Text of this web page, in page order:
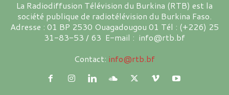
La Radiodiffusion Télévision du Burkina (RTB) est la
société publique de radiotélévision du Burkina Faso.
Adresse : 01 BP 2530 Ouagadougou 01 Tél : (+226) 25
31-83-53 / 63 E-mail : info@rtb.bf
Contact: info@rtb.bf